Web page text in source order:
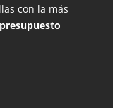
con la más